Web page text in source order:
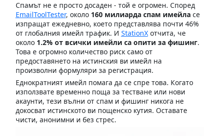
Спамът не е просто досаден - той е огромен. Според
EmailToolTester, около 160 милиарда спам имейласе
изпращат ежедневно, което представлява почти 46%
от глобалния имейл трафик. И StationXотчита, че
около 1.2% от всички имейли са опити за фишинг.
Това е огромно количество риск само от
предоставянето на истинския ви имейл на
произволни формуляри за регистрация.
Еднократният имейл помага да се спре това. Когато
използвате временно поща за тестване или нови
акаунти, тези вълни от спам и фишинг никога не
докосват истинското ви пощенско кутия. Оставате
чисти, анонимни и без стрес.